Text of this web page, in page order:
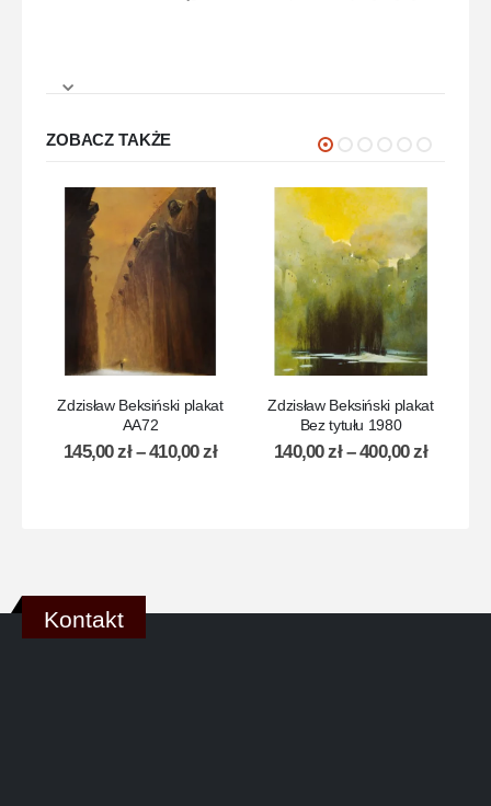
ZOBACZ TAKŻE
Zdzisław Beksiński plakat
AA72
145,00zł – 410,00zł
Zdzisław Beksiński plakat
Bez tytułu 1980
140,00zł – 400,00zł
Kontakt